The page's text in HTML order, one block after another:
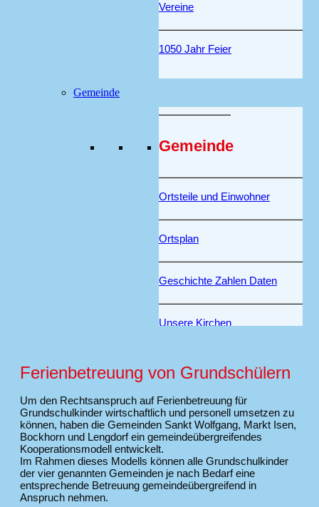
Vereine
1050 Jahr Feier
Gemeinde
Gemeinde
Ortsteile und Einwohner
Ortsplan
Geschichte Zahlen Daten
Unsere Kirchen
Altbürgermeister
Ferienbetreuung von Grundschülern
Um den Rechtsanspruch auf Ferienbetreuung für
Grundschulkinder wirtschaftlich und personell umsetzen zu
können, haben die Gemeinden Sankt Wolfgang, Markt Isen,
Bockhorn und Lengdorf ein gemeindeübergreifendes
Kooperationsmodell entwickelt.
Im Rahmen dieses Modells können alle Grundschulkinder
der vier genannten Gemeinden je nach Bedarf eine
entsprechende Betreuung gemeindeübergreifend in
Anspruch nehmen.